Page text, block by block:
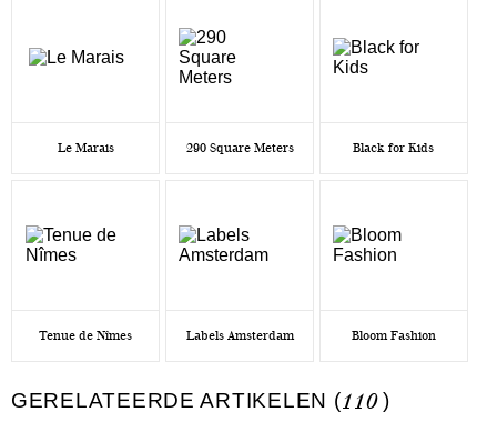
Le Marais 290 Square Meters Black for Kids
Tenue de Nîmes Labels Amsterdam Bloom Fashion
GERELATEERDE ARTIKELEN (110 )